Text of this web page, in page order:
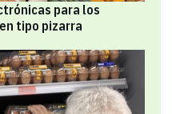
para los
tipo pizarra